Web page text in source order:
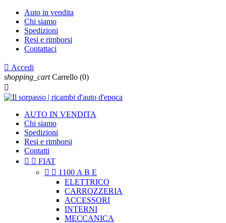
Auto in vendita
Chi siamo
Spedizioni
Resi e rimborsi
Contattaci
 Accedi
shopping_cart Carrello (0)

AUTO IN VENDITA
Chi siamo
Spedizioni
Resi e rimborsi
Contatti
  FIAT
  1100 A B E
ELETTRICO
CARROZZERIA
ACCESSORI
INTERNI
MECCANICA